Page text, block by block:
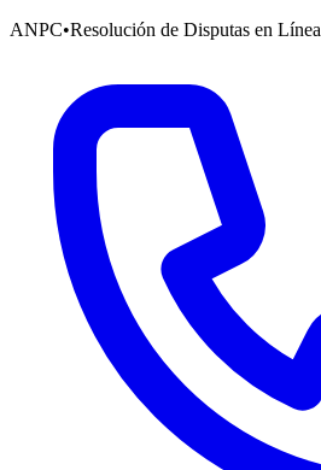
ANPC•Resolución de Disputas en Línea